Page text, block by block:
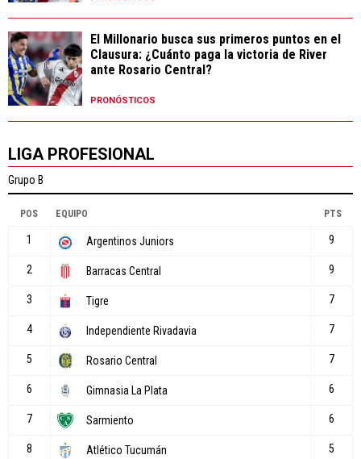
El Millonario busca sus primeros puntos en el
Clausura: ¿Cuánto paga la victoria de River
ante Rosario Central?
PRONÓSTICOS
LIGA PROFESIONAL